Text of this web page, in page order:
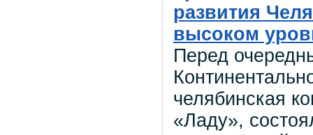
развития
высоком
Перед
челябинская
«Ладу»,